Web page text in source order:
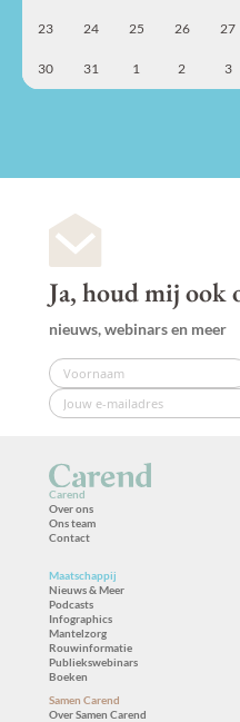
23 24 25 26 27
30 31 1 2 3
Ja, houd mij ook
nieuws, webinars en meer
Carend
Over ons
Ons team
Contact
Maatschappij
Nieuws & Meer
Podcasts
Infographics
Mantelzorg
Rouwinformatie
Publiekswebinars
Boeken
Samen Carend
Over Samen Carend